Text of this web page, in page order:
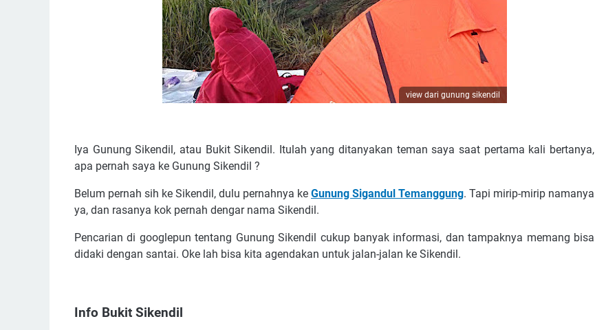
view dari gunung sikendil
Iya Gunung Sikendil, atau Bukit Sikendil. Itulah yang ditanyakan teman saya saat pertama kali bertanya,
apa pernah saya ke Gunung Sikendil ?
Belum pernah sih ke Sikendil, dulu pernahnya ke Gunung Sigandul Temanggung. Tapi mirip-mirip namanya
ya, dan rasanya kok pernah dengar nama Sikendil.
Pencarian di googlepun tentang Gunung Sikendil cukup banyak informasi, dan tampaknya memang bisa
didaki dengan santai. Oke lah bisa kita agendakan untuk jalan-jalan ke Sikendil.
Info Bukit Sikendil